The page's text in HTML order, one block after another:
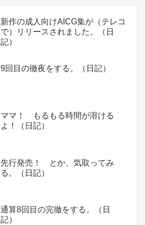
新作の成人向けAICG集が（テレコ
で）リリースされました。（日
記）
9回目の徹夜をする。（日記）
ママ！ もるもる時間が溶ける
よ！（日記）
先行発売！ とか、気取ってみ
る。（日記）
通算8回目の完徹をする。（日
記）